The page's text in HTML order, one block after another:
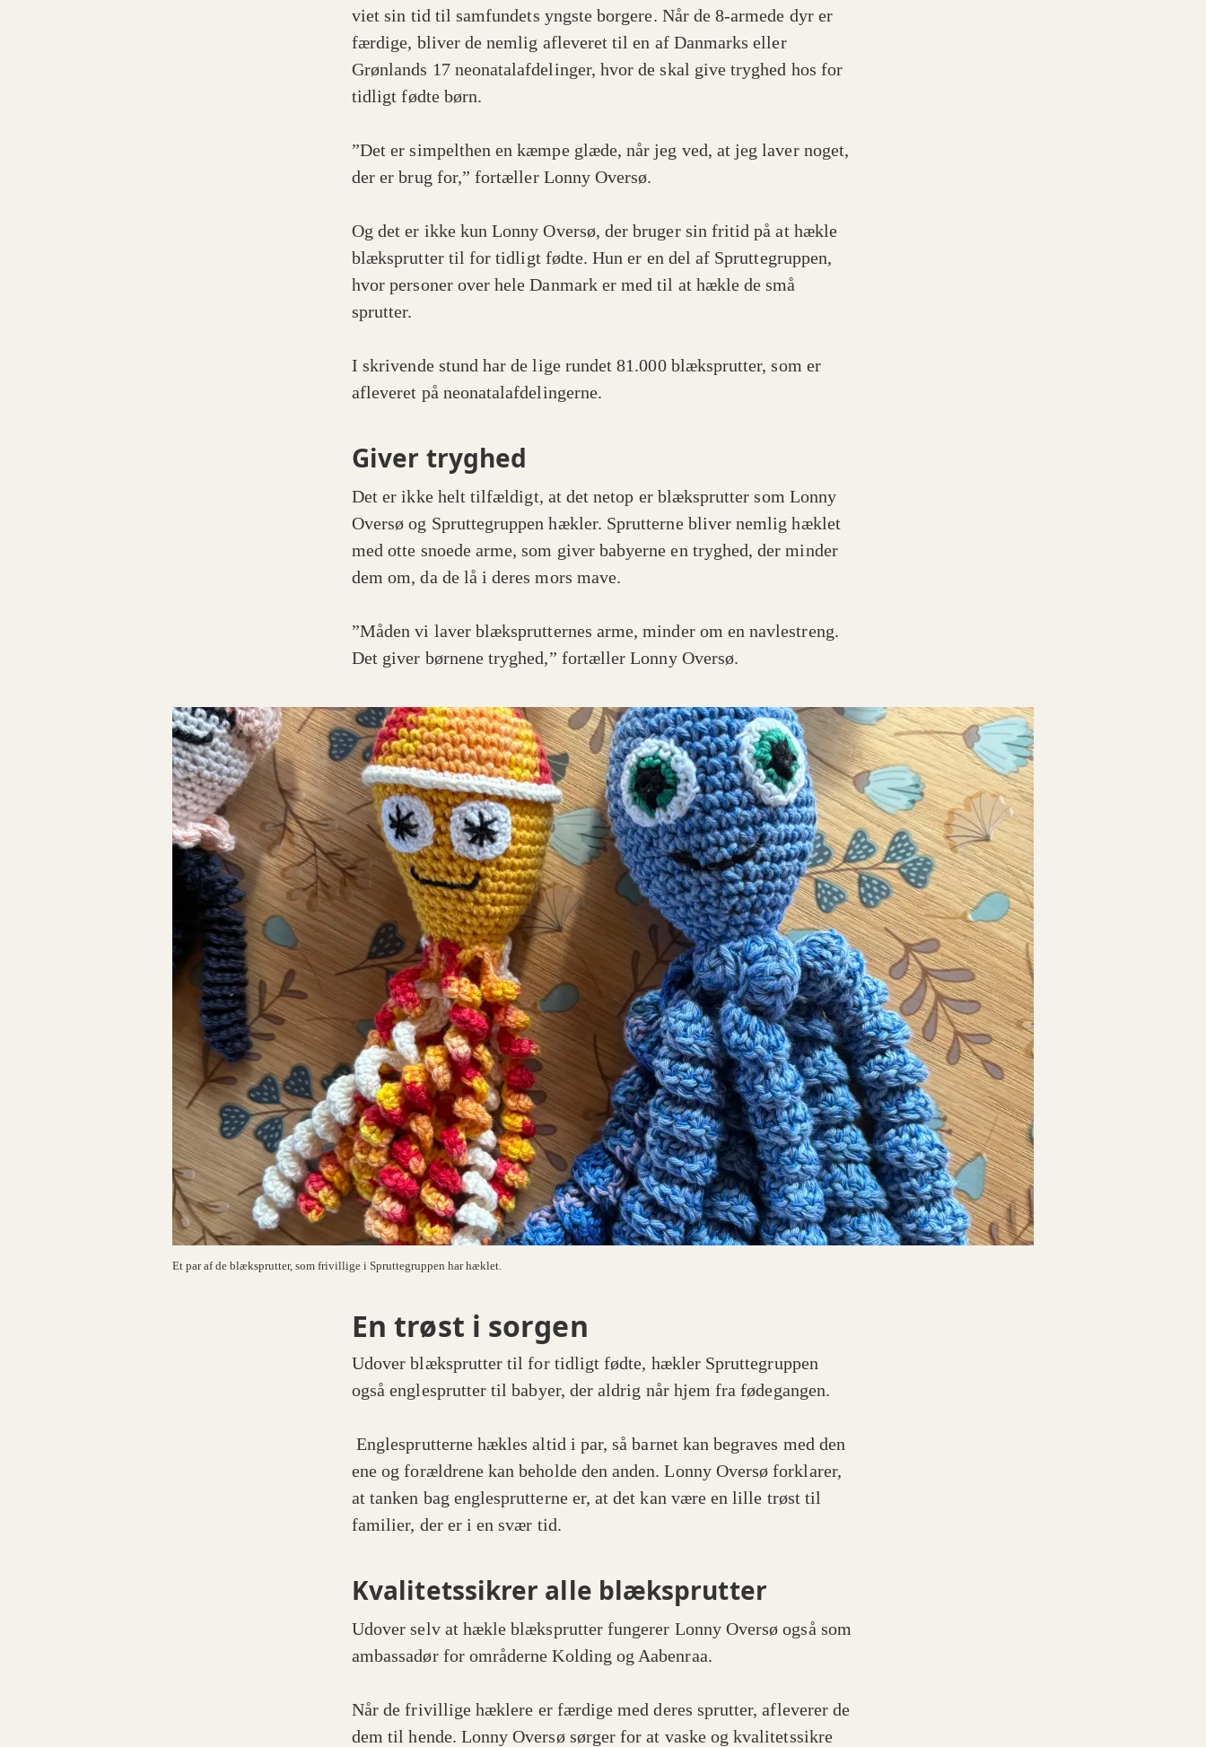
viet sin tid til samfundets yngste borgere. Når de 8-armede dyr er
færdige, bliver de nemlig afleveret til en af Danmarks eller
Grønlands 17 neonatalafdelinger, hvor de skal give tryghed hos for
tidligt fødte børn.
”Det er simpelthen en kæmpe glæde, når jeg ved, at jeg laver noget,
der er brug for,” fortæller Lonny Oversø.
Og det er ikke kun Lonny Oversø, der bruger sin fritid på at hækle
blæksprutter til for tidligt fødte. Hun er en del af Spruttegruppen,
hvor personer over hele Danmark er med til at hækle de små
sprutter.
I skrivende stund har de lige rundet 81.000 blæksprutter, som er
afleveret på neonatalafdelingerne.
Giver tryghed
Det er ikke helt tilfældigt, at det netop er blæksprutter som Lonny
Oversø og Spruttegruppen hækler. Sprutterne bliver nemlig hæklet
med otte snoede arme, som giver babyerne en tryghed, der minder
dem om, da de lå i deres mors mave.
”Måden vi laver blæksprutternes arme, minder om en navlestreng.
Det giver børnene tryghed,” fortæller Lonny Oversø.
Et par af de blæksprutter, som frivillige i Spruttegruppen har hæklet.
En trøst i sorgen
Udover blæksprutter til for tidligt fødte, hækler Spruttegruppen
også englesprutter til babyer, der aldrig når hjem fra fødegangen.
Englesprutterne hækles altid i par, så barnet kan begraves med den
ene og forældrene kan beholde den anden. Lonny Oversø forklarer,
at tanken bag englesprutterne er, at det kan være en lille trøst til
familier, der er i en svær tid.
Kvalitetssikrer alle blæksprutter
Udover selv at hækle blæksprutter fungerer Lonny Oversø også som
ambassadør for områderne Kolding og Aabenraa.
Når de frivillige hæklere er færdige med deres sprutter, afleverer de
dem til hende. Lonny Oversø sørger for at vaske og kvalitetssikre